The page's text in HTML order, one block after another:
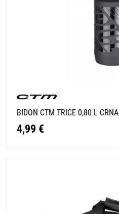
BIDON CTM TRICE 0,80 L CRNA
4,99 €